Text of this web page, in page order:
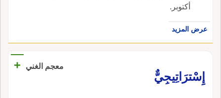
أكتوبر.
عرض المزيد
معجم الغني
+
إِسْترَاتِيجِيٌّ